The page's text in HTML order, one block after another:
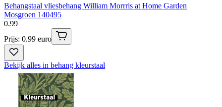
Behangstaal vliesbehang William Morrris at Home Garden
Mosgroen 140495
0.99
Prijs: 0.99 euro
Bekijk alles in behang kleurstaal